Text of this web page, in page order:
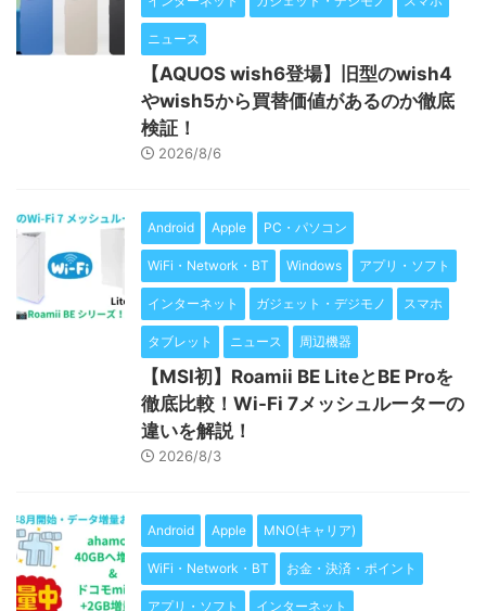
ニュース
【AQUOS wish6登場】旧型のwish4
やwish5から買替価値があるのか徹底
検証！
2026/8/6
Android Apple PC・パソコン
WiFi・Network・BT Windows アプリ・ソフト
インターネット ガジェット・デジモノ スマホ
タブレット ニュース 周辺機器
【MSI初】Roamii BE LiteとBE Proを
徹底比較！Wi-Fi 7メッシュルーターの
違いを解説！
2026/8/3
Android Apple MNO(キャリア)
WiFi・Network・BT お金・決済・ポイント
アプリ・ソフト インターネット